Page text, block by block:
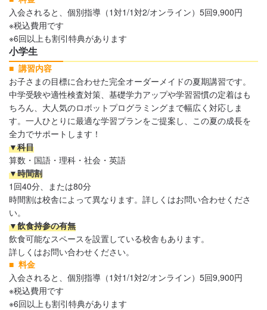
入会されると、個別指導（1対1/1対2/オンライン）5回9,900円
※税込費用です
※6回以上も割引特典があります
小学生
講習内容
お子さまの目標に合わせた完全オーダーメイドの夏期講習です。
中学受験や適性検査対策、基礎学力アップや学習習慣の定着はも
ちろん、大人気のロボットプログラミングまで幅広く対応しま
す。一人ひとりに最適な学習プランをご提案し、この夏の成長を
全力でサポートします！
▼科目
算数・国語・理科・社会・英語
▼時間割
1回40分、または80分
時間割は校舎によって異なります。詳しくはお問い合わせくださ
い。
▼飲食持参の有無
飲食可能なスペースを設置している校舎もあります。
詳しくはお問い合わせください。
料金
入会されると、個別指導（1対1/1対2/オンライン）5回9,900円
※税込費用です
※6回以上も割引特典があります